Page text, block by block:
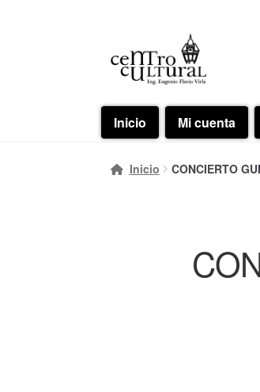
a
navegación
al
contenido
Inicio Mi cuenta
Inicio CONCIERTO